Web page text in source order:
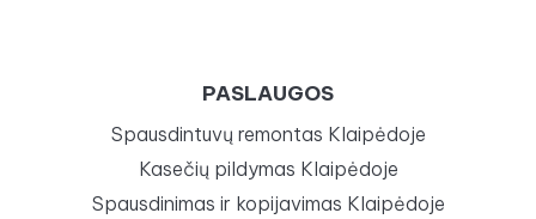
PASLAUGOS
Spausdintuvų remontas Klaipėdoje
Kasečių pildymas Klaipėdoje
Spausdinimas ir kopijavimas Klaipėdoje